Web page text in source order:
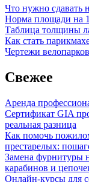
Что нужно сдавать
Норма площади на
Таблица толщины
Как стать
Чертежи
Свежее
Аренда
Сертификат GIA
реальная разница
Как помочь
престарелых:
Замена фурнитуры
карабинов и
Онлайн-курсы для